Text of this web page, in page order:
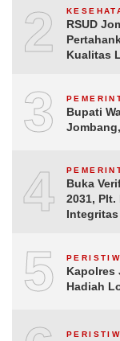
2
RSUD
Kualitas
3
Bupati
4
Buka
2031,
5
Kapolres
Hadiah